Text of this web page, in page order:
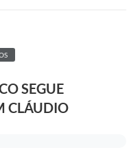
SEGUE
CLÁUDIO